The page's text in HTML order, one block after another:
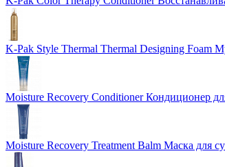
K-Pak Style Thermal Thermal Designing Foam
Moisture Recovery Conditioner Кондиционер
Moisture Recovery Treatment Balm Маска для